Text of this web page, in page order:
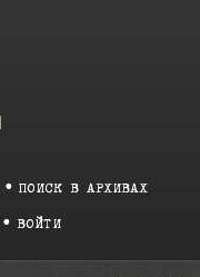
ПОИСК В АРХИВАХ
ВОЙТИ